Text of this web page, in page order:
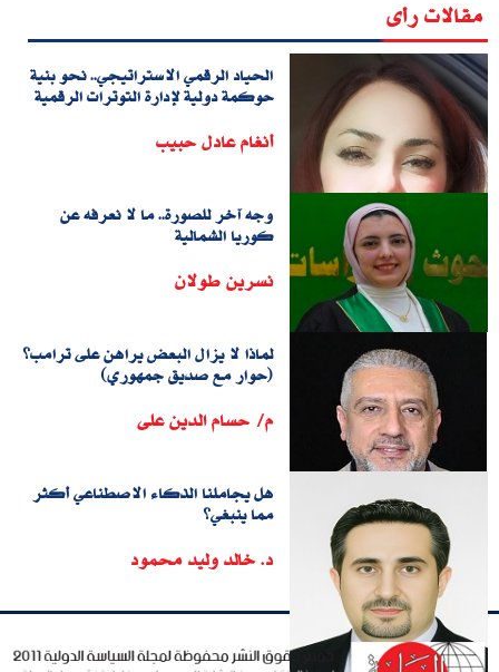
مقالات رأى
الحياد الرقمي الاستراتيجي.. نحو بنية
حوكمة دولية لإدارة التوترات الرقمية
أنغام عادل حبيب
وجه آخر للصورة.. ما لا نعرفه عن
كوريا الشمالية
نسرين طولان
لماذا لا يزال البعض يراهن على ترامب؟
(حوار مع صديق جمهوري)
م/ حسام الدين على
هل يجاملنا الذكاء الاصطناعي أكثر
مما ينبغي؟
د. خالد وليد محمود